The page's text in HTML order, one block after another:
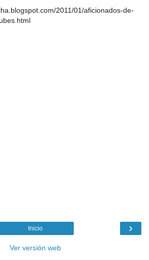
2011/01/aficionados-de-
›
Inicio
Ver versión web